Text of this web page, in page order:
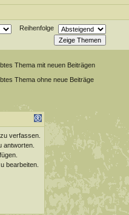
Reihenfolge
Thema mit neuen Beiträgen
Thema ohne neue Beiträge
verfassen.
antworten.
bearbeiten.